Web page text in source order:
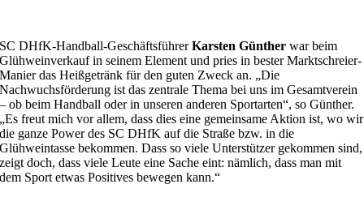
SC DHfK-Handball-GeschäftsführerKarsten Günther war beim
Glühweinverkauf in seinem Element und pries in bester Marktschreier-
Manier das Heißgetränk für den guten Zweck an. „Die
Nachwuchsförderung ist das zentrale Thema bei uns im Gesamtverein
– ob beim Handball oder in unseren anderen Sportarten“, so Günther.
„Es freut mich vor allem, dass dies eine gemeinsame Aktion ist, wo wir
die ganze Power des SC DHfK auf die Straße bzw. in die
Glühweintasse bekommen. Dass so viele Unterstützer gekommen sind,
zeigt doch, dass viele Leute eine Sache eint: nämlich, dass man mit
dem Sport etwas Positives bewegen kann.“